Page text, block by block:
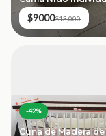
Colchones +
Organizadora
$9000$13,000
-42%
Cuna de Madera